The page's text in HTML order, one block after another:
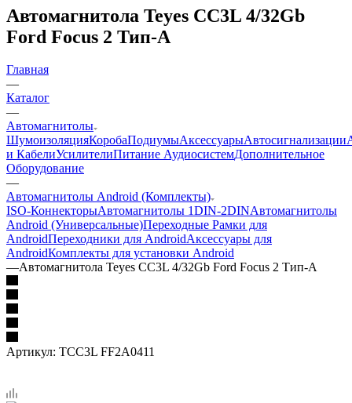
Автомагнитола Teyes CC3L 4/32Gb
Ford Focus 2 Тип-A
Главная
—
Каталог
—
Автомагнитолы
ШумоизоляцияКоробаПодиумыАксессуарыАвтосигнализации
и КабелиУсилителиПитание АудиосистемДополнительное
Оборудование
—
Автомагнитолы Android (Комплекты)
ISO-КоннекторыАвтомагнитолы 1DIN-2DINАвтомагнитолы
Android (Универсальные)Переходные Рамки для
AndroidПереходники для AndroidАксессуары для
AndroidКомплекты для установки Android
—Автомагнитола Teyes CC3L 4/32Gb Ford Focus 2 Тип-A
Артикул: TCC3L FF2A0411